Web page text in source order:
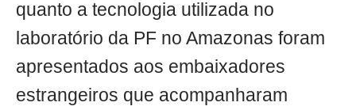
quanto a tecnologia utilizada no
laboratório da PF no Amazonas foram
apresentados aos embaixadores
estrangeiros que acompanharam